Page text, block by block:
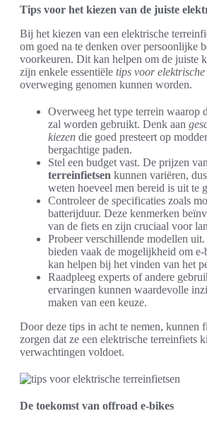
Tips voor het kiezen van de juiste
Bij het kiezen van een elektrische
om goed na te denken over persoonlijke
voorkeuren. Dit kan helpen om de juiste
zijn enkele essentiële tips voor
overweging genomen kunnen worden.
Overweeg het type terrein waarop
zal worden gebruikt. Denk aan
kiezen die goed presteert op
bergachtige paden.
Stel een budget vast. De prijzen van
terreinfietsen kunnen variëren,
weten hoeveel men bereid is uit te
Controleer de specificaties zoals
batterijduur. Deze kenmerken
van de fiets en zijn cruciaal voor
Probeer verschillende modellen
bieden vaak de mogelijkheid om
kan helpen bij het vinden van het
Raadpleeg experts of andere
ervaringen kunnen waardevolle
maken van een keuze.
Door deze tips in acht te nemen, kunnen
zorgen dat ze een elektrische terreinfiets
verwachtingen voldoet.
De toekomst van offroad e-bikes